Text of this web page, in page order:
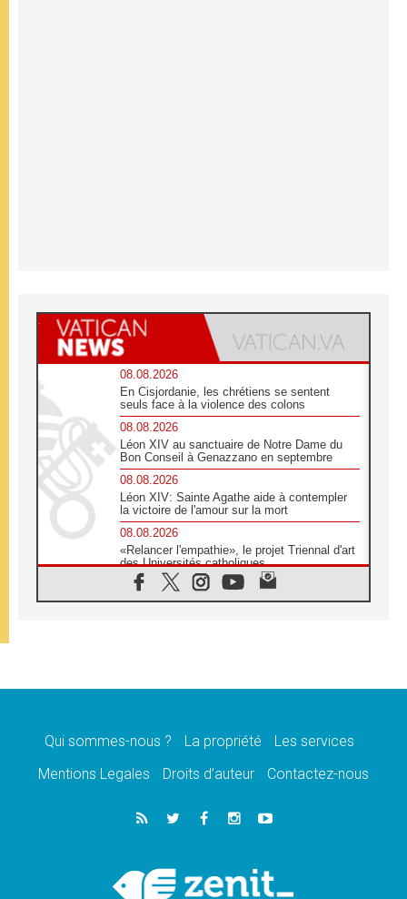
08.08.2026
En Cisjordanie, les chrétiens se sentent
seuls face à la violence des colons
08.08.2026
Léon XIV au sanctuaire de Notre Dame du
Bon Conseil à Genazzano en septembre
08.08.2026
Léon XIV: Sainte Agathe aide à contempler
la victoire de l'amour sur la mort
08.08.2026
«Relancer l'empathie», le projet Triennal d'art
des Universités catholiques
08.08.2026
Signis 2026, donner la parole aux religieuses
07.08.2026
07.08.2026
de l'Assomption et mémoire nationale
«La paix commence par l'empathie» estime
le cardinal Parolin
En Colombie, «la paix ne s'achète pas avec
une signature»
Qui sommes-nous ? La propriété
Les services
Mentions Legales
Droits d’auteur Contactez-nous